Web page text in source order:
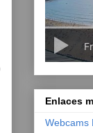
Enlaces
Webcams